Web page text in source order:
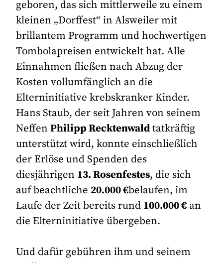
geboren, das sich mittlerweile zu einem
kleinen „Dorffest“ in Alsweiler mit
brillantem Programm und hochwertigen
Tombolapreisen entwickelt hat. Alle
Einnahmen fließen nach Abzug der
Kosten vollumfänglich an die
Elterninitiative krebskranker Kinder.
Hans Staub, der seit Jahren von seinem
NeffenPhilipp Recktenwaldtatkräftig
unterstützt wird, konnte einschließlich
der Erlöse und Spenden des
diesjährigen 13. Rosenfestes, die sich
auf beachtliche 20.000 €belaufen, im
Laufe der Zeit bereits rund 100.000 € an
die Elterninitiative übergeben.
Und dafür gebühren ihm und seinem